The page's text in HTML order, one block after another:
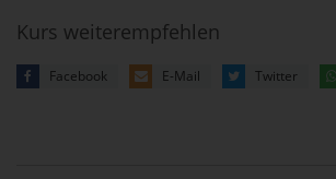
Kurs weiterempfehlen
Facebook E-Mail Twitter